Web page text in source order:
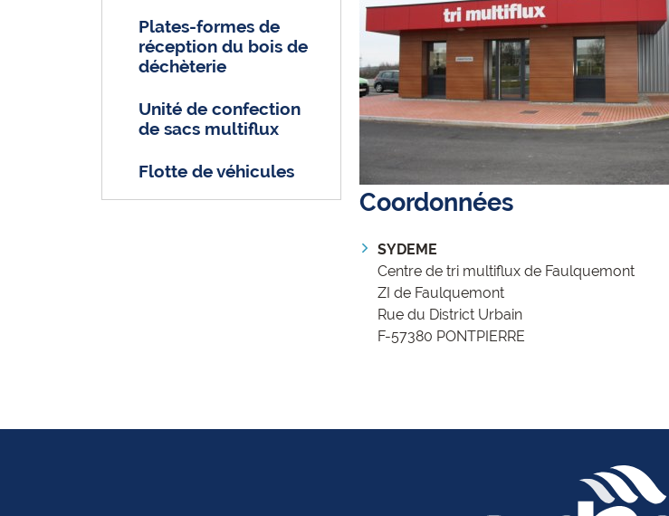
Coordonnées
SYDEME
Centre de tri multiflux de Faulquemont
ZI de Faulquemont
Rue du District Urbain
F-57380 PONTPIERRE
Plates-formes de
réception du bois de
déchèterie
Unité de confection
de sacs multiflux
Flotte de véhicules